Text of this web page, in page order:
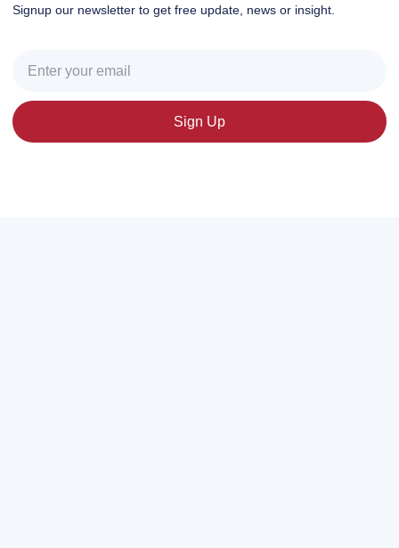
Signup our newsletter to get free update, news or insight.
Sign Up